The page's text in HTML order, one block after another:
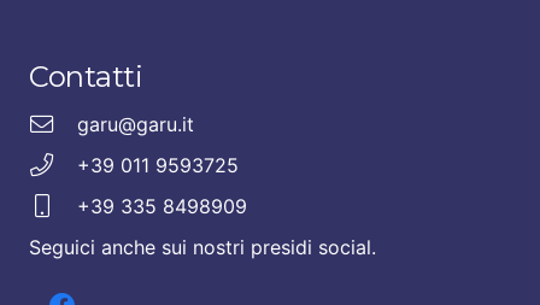
Contatti
garu@garu.it
+39 011 9593725
+39 335 8498909
Seguici anche sui nostri presidi social.